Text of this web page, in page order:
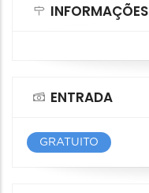
INFORMAÇÕES
ENTRADA
GRATUITO